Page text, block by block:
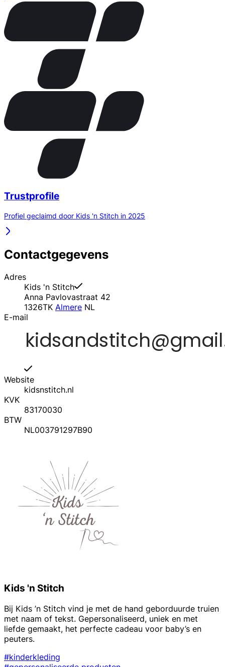
Trustprofile
Profiel geclaimd door Kids 'n Stitch in 2025
Contactgegevens
Adres
Kids 'n Stitch
Anna Pavlovastraat 42
1326TK Almere NL
E-mail
Website
kidsnstitch.nl
KVK
83170030
BTW
NL003791297B90
Kids 'n Stitch
Bij Kids ’n Stitch vind je met de hand geborduurde truien
met naam of tekst. Gepersonaliseerd, uniek en met
liefde gemaakt, het perfecte cadeau voor baby’s en
peuters.
#kinderkleding